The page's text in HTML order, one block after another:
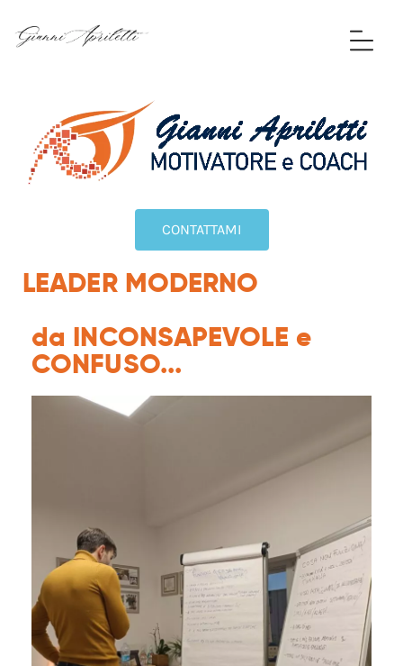
CONTATTAMI
LEADER MODERNO
da INCONSAPEVOLE e
CONFUSO...